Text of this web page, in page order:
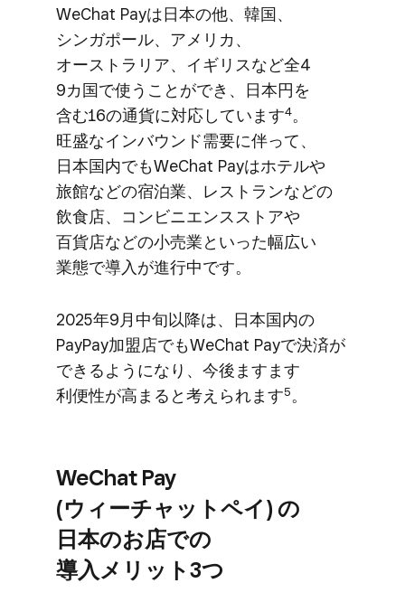
WeChat Payは​日本の​他、​韓国、​
シンガポール、​アメリカ、​
オーストラリア、​イギリスなど​全4​
9カ国で​使うことができ、​日本円を​
含む16の​通貨に​対応しています4。​
旺盛な​インバウンド需要に​伴って、​
日本国内でも​WeChat Payは​ホテルや​
旅館などの​宿泊業、​レストランなどの​
飲食店、​コンビニエンスストアや​
百貨店などの​小売業と​いった​幅​広い​
業態で​導入が​進行中です。
2025年9月中旬以降は、​日本国内の​
PayPay加盟店でも​WeChat Payで​決済が​
できるようになり、​今後ますます​
利便性が​高まると​考えられます5。
WeChat Pay
(ウィーチャットペイ) の​
日本の​お店での​
導入メリット3つ